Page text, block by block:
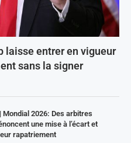
laisse entrer en vigueur
sans la signer
Mondial 2026: Des arbitres
une mise à l’écart et
rapatriement